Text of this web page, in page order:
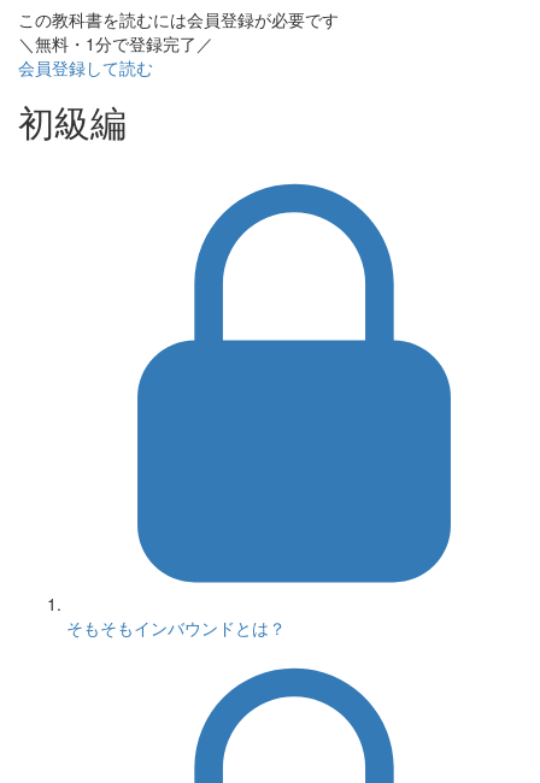
この教科書を読むには会員登録が必要です
＼無料・1分で登録完了／
会員登録して読む
初級編
そもそもインバウンドとは？